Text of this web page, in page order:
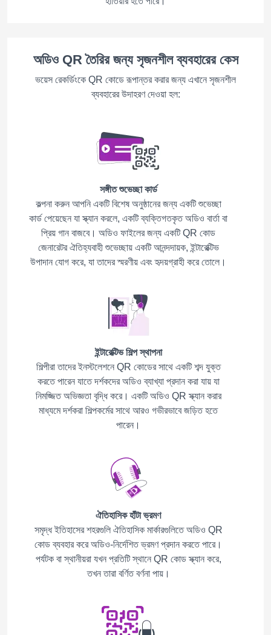
অডিও QR তৈরির জন্য সৃজনশীল ব্যবহারের কেস
ভয়েস রেকর্ডিংকে QR কোডে রূপান্তর করার জন্য এখানে সৃজনশীল
ব্যবহারের উদাহরণ দেওয়া হল:
সঙ্গীত শুভেচ্ছা কার্ড
কল্পনা করুন আপনি একটি বিশেষ অনুষ্ঠানের জন্য একটি শুভেচ্ছা
কার্ড পেয়েছেন যা স্ক্যান করলে, একটি ব্যক্তিগতকৃত অডিও বার্তা বা
প্রিয় গান বাজবে। অডিও ফাইলের জন্য একটি QR কোড
জেনারেটর ঐতিহ্যবাহী শুভেচ্ছায় একটি আনন্দদায়ক, ইন্টারেক্টিভ
উপাদান যোগ করে, যা তাদের স্মরণীয় এবং হৃদয়গ্রাহী করে তোলে।
ইন্টারেক্টিভ শিল্প স্থাপনা
শিল্পীরা তাদের ইনস্টলেশনে QR কোডের সাথে একটি শব্দ যুক্ত
করতে পারেন যাতে দর্শকদের অডিও ব্যাখ্যা প্রদান করা যায় যা
নিমজ্জিত অভিজ্ঞতা বৃদ্ধি করে। একটি অডিও QR স্ক্যান করার
মাধ্যমে দর্শকরা শিল্পকর্মের সাথে আরও গভীরভাবে জড়িত হতে
পারেন।
ঐতিহাসিক হাঁটা ভ্রমণ
সমৃদ্ধ ইতিহাসের শহরগুলি ঐতিহাসিক মার্কারগুলিতে অডিও QR
কোড ব্যবহার করে অডিও-নির্দেশিত ভ্রমণ প্রদান করতে পারে।
পর্যটক বা স্থানীয়রা যখন প্রতিটি স্থানে QR কোড স্ক্যান করে,
তখন তারা বর্ণিত বর্ণনা পায়।